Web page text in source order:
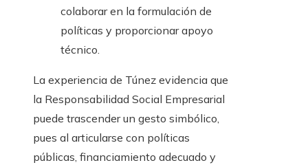
colaborar en la formulación de
políticas y proporcionar apoyo
técnico.
La experiencia de Túnez evidencia que
la Responsabilidad Social Empresarial
puede trascender un gesto simbólico,
pues al articularse con políticas
públicas, financiamiento adecuado y